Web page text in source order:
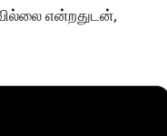
என்றதுடன்,